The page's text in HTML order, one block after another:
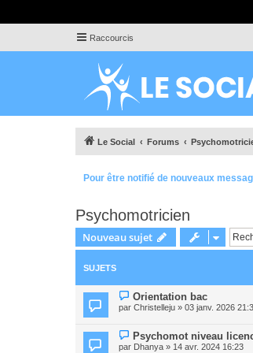
Raccourcis
Le Social Forums
Pour être notifié de nouveaux
Psychomotricien
Nouveau sujet
SUJETS
Orientation bac
par Christelleju » 03 janv. 2026
Psychomot niveau
par Dhanya » 14 avr. 2024 16:23